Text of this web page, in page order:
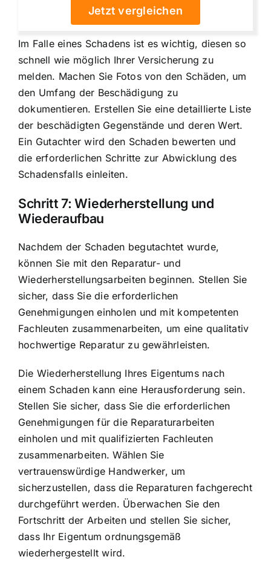
Jetzt vergleichen
Im Falle eines Schadens ist es wichtig, diesen so
schnell wie möglich Ihrer Versicherung zu
melden. Machen Sie Fotos von den Schäden, um
den Umfang der Beschädigung zu
dokumentieren. Erstellen Sie eine detaillierte Liste
der beschädigten Gegenstände und deren Wert.
Ein Gutachter wird den Schaden bewerten und
die erforderlichen Schritte zur Abwicklung des
Schadensfalls einleiten.
Schritt 7: Wiederherstellung und
Wiederaufbau
Nachdem der Schaden begutachtet wurde,
können Sie mit den Reparatur- und
Wiederherstellungsarbeiten beginnen. Stellen Sie
sicher, dass Sie die erforderlichen
Genehmigungen einholen und mit kompetenten
Fachleuten zusammenarbeiten, um eine qualitativ
hochwertige Reparatur zu gewährleisten.
Die Wiederherstellung Ihres Eigentums nach
einem Schaden kann eine Herausforderung sein.
Stellen Sie sicher, dass Sie die erforderlichen
Genehmigungen für die Reparaturarbeiten
einholen und mit qualifizierten Fachleuten
zusammenarbeiten. Wählen Sie
vertrauenswürdige Handwerker, um
sicherzustellen, dass die Reparaturen fachgerecht
durchgeführt werden. Überwachen Sie den
Fortschritt der Arbeiten und stellen Sie sicher,
dass Ihr Eigentum ordnungsgemäß
wiederhergestellt wird.